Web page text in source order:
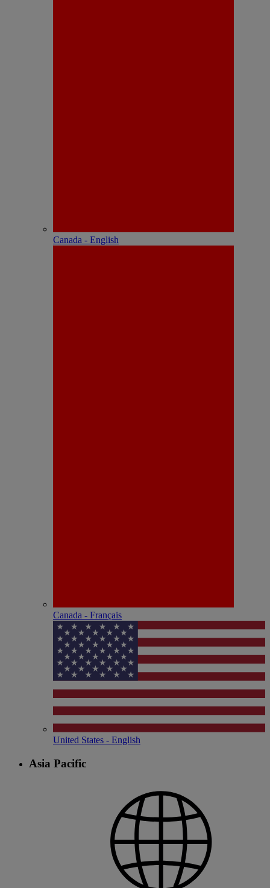
Canada - English
Canada - Français
United States - English
Asia Pacific